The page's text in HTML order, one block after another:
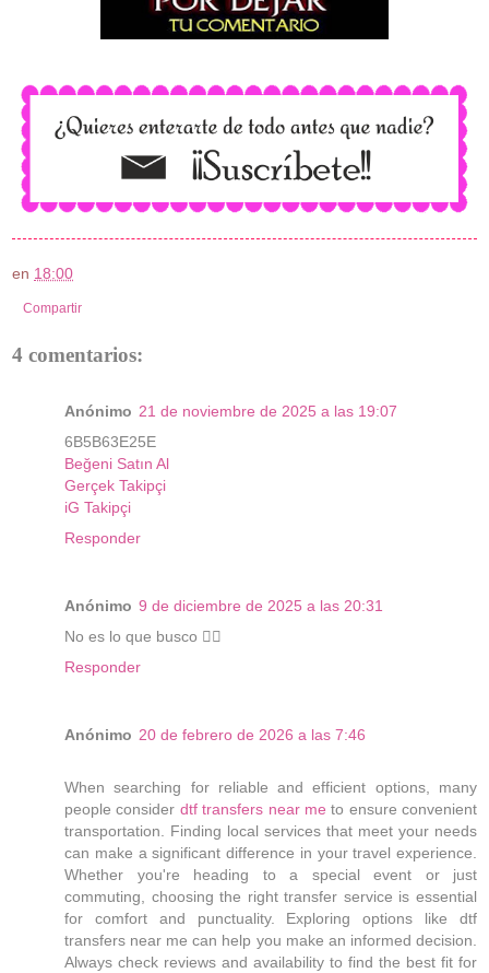
en 18:00
Compartir
4 comentarios:
Anónimo 21 de noviembre de 2025 a las 19:07
6B5B63E25E
Beğeni Satın Al
Gerçek Takipçi
iG Takipçi
Responder
Anónimo 9 de diciembre de 2025 a las 20:31
No es lo que busco 🤦‍♂️
Responder
Anónimo 20 de febrero de 2026 a las 7:46
When searching for reliable and efficient options, many
people consider dtf transfers near me to ensure convenient
transportation. Finding local services that meet your needs
can make a significant difference in your travel experience.
Whether you're heading to a special event or just
commuting, choosing the right transfer service is essential
for comfort and punctuality. Exploring options like dtf
transfers near me can help you make an informed decision.
Always check reviews and availability to find the best fit for